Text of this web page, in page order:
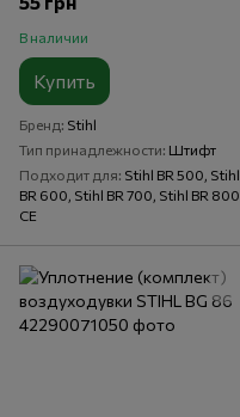
В наличии
Купить
Бренд Stihl
Тип принадлежности Штифт
Подходит для Stihl BR 500, Stihl
BR 600, Stihl BR 700, Stihl BR 800
CE